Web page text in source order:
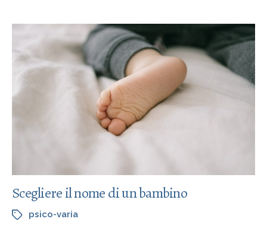
Scegliere il nome di un bambino
psico-varia